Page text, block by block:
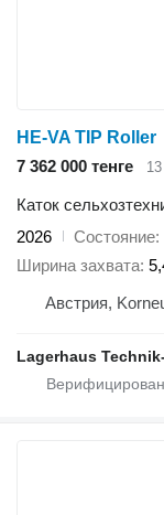
HE-VA TIP Roller
7 362 000 тенге
Каток
2026
Состояние
Ширина захвата
Австрия,
Lagerhaus